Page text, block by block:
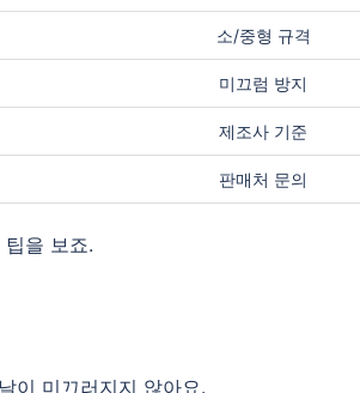
소/중형 규격
미끄럼 방지
제조사 기준
판매처 문의
을 보죠.
이 미끄러지지 않아요.